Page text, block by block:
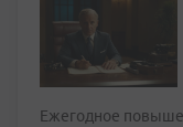
Ежегодное